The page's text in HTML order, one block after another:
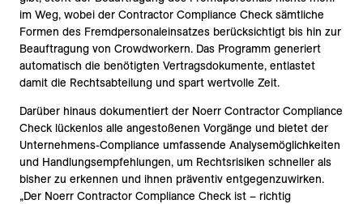
im Weg, wobei der Contractor Compliance Check sämtliche
Formen des Fremdpersonaleinsatzes berücksichtigt bis hin zur
Beauftragung von Crowdworkern. Das Programm generiert
automatisch die benötigten Vertragsdokumente, entlastet
damit die Rechtsabteilung und spart wertvolle Zeit.
Darüber hinaus dokumentiert der Noerr Contractor Compliance
Check lückenlos alle angestoßenen Vorgänge und bietet der
Unternehmens-Compliance umfassende Analysemöglichkeiten
und Handlungsempfehlungen, um Rechtsrisiken schneller als
bisher zu erkennen und ihnen präventiv entgegenzuwirken.
„Der Noerr Contractor Compliance Check ist – richtig